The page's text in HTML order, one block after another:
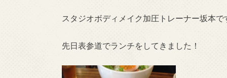
スタジオボディメイク加圧トレーナー坂本
先日表参道でランチをしてきました！